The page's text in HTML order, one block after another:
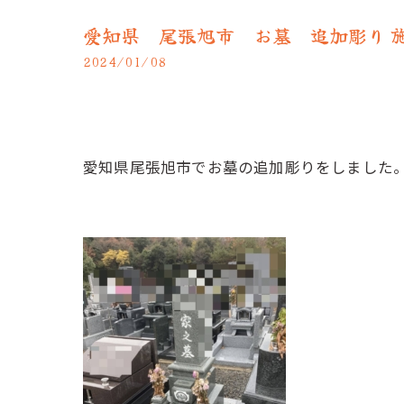
愛知県 尾張旭市 お墓 追加彫り
2024/01/08
愛知県尾張旭市でお墓の追加彫りをしました。